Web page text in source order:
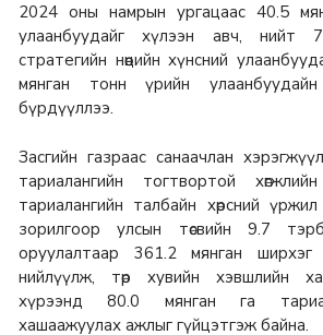
2024 оны намрын ургацаас 40.5
улаанбуудайг хүлээн авч, нийт
стратегийн нөөцийн хүнсний
мянган тонн үрийн
бүрдүүллээ.
Засгийн газраас санаачлан
тариалангийн тогтвортой
тариалангийн талбайн хөрсний
зорилгоор улсын төсвийн 9.7 тэрбум
оруулалтаар 361.2 мянган ширхэг
нийлүүлж, төр хувийн хэвшлийн
хүрээнд 80.0 мянган га
хашаажуулах ажлыг гүйцэтгэж байна.